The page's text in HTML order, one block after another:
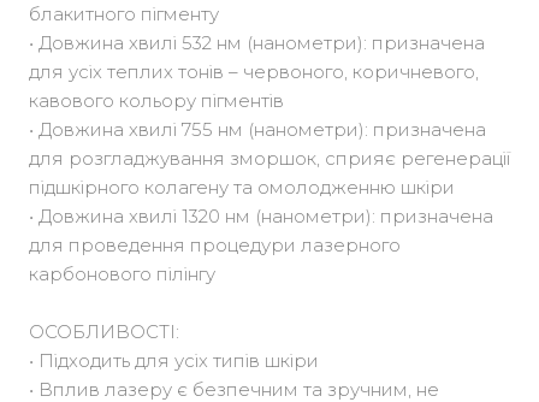
блакитного пігменту
• Довжина хвилі 532 нм (нанометри): призначена
для усіх теплих тонів – червоного, коричневого,
кавового кольору пігментів
• Довжина хвилі 755 нм (нанометри): призначена
для розгладжування зморшок, сприяє регенерації
підшкірного колагену та омолодженню шкіри
• Довжина хвилі 1320 нм (нанометри): призначена
для проведення процедури лазерного
карбонового пілінгу
ОСОБЛИВОСТІ:
• Підходить для усіх типів шкіри
• Вплив лазеру є безпечним та зручним, не